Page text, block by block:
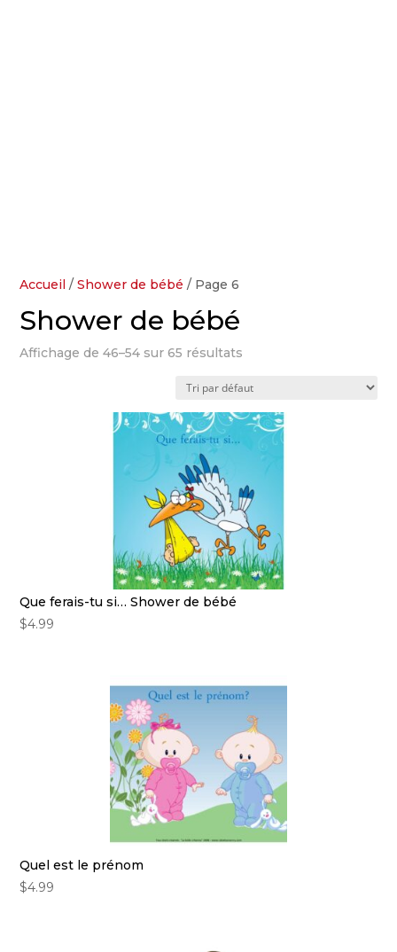
Accueil /Shower de bébé / Page 6
Shower de bébé
Affichage de 46–54 sur 65 résultats
Que ferais-tu si… Shower de bébé
$4.99
Quel est le prénom
$4.99